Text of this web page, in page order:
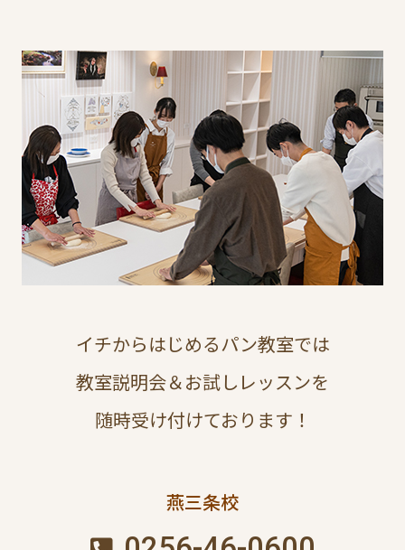
イチからはじめるパン教室では
教室説明会＆お試しレッスンを
随時受け付けております！
燕三条校